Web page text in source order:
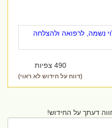
נשמה, לרפואה ולהצלחה
490 צפיות
(דווח על חידוש לא ראוי)
דעתך על החידוש!